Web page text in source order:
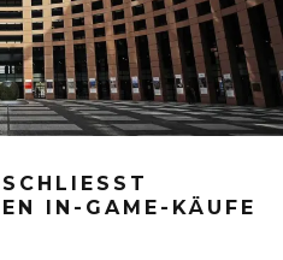
M
IN-GAME-KÄUFE UN